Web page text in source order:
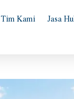
Tim Kami Jasa